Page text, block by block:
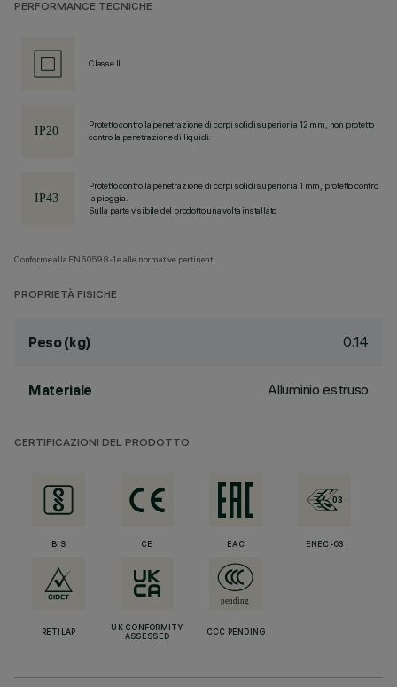
PERFORMANCE TECNICHE
Classe II
Protetto contro la penetrazione di corpi solidi superiori a 12 mm, non protetto
contro la penetrazione di liquidi.
Protetto contro la penetrazione di corpi solidi superiori a 1 mm, protetto contro
la pioggia.
Sulla parte visibile del prodotto una volta installato
Conforme alla EN60598-1 e alle normative pertinenti.
PROPRIETÀ FISICHE
Peso (kg) 0.14
Materiale Alluminio estruso
CERTIFICAZIONI DEL PRODOTTO
BIS CE EAC ENEC-03
RETILAP
UK CONFORMITY
ASSESSED
CCC PENDING